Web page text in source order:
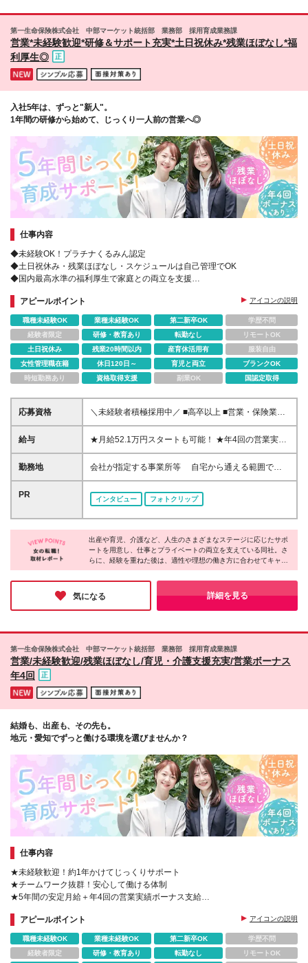
円支給※当社登録後に当該資格をはじめて取得した者
が対象 ＼*･ その他 ･*／ *雇用形態は正職員となりま
定める条件有 *各種制度については2026年3月現在の
ものであり、将来変更になる場合があります *試用期
間はありません
第一生命保険株式会社 中部マーケット統括部 業務部 採用育成業務課
営業*未経験歓迎*研修＆サポート充実*土日祝休み*残業ほぼなし*福
利厚生◎
入社5年は、ずっと"新人"。
1年間の研修から始めて、じっくり一人前の営業へ◎
仕事内容
◆未経験OK！プラチナくるみん認定
◆土日祝休み・残業ほぼなし・スケジュールは自己管理でOK
◆国内最高水準の福利厚生で家庭との両立を支援
アピールポイント
アイコンの説明
職種未経験OK 業種未経験OK 第二新卒OK
学歴不問
経験者限定
研修・教育あり 転勤なし
リモートOK
土日祝休み
残業20時間以内 産育休活用有
服装自由
女性管理職在籍
休日120日～ 育児と両立
ブランクOK
時短勤務あり
資格取得支援 副業OK 国認定取得
応募資格
＼未経験者積極採用中／ ■高卒以上 ■営業・保険業界
未経験者OK ■正社員デビューもOK
給与
★月給52.1万円スタートも可能！ ★年4回の営業実績
ボーナスあり 入社時のコースに応じた月額給与とな
り、 コースは選考結果（面接・当社所定の試験・前
281,000円 ・スペシャリティコース 月給521,000円
頑張れば頑張るほど実績に応じて収入も多く得られる
給与システムです。
勤務地
会社が指定する事業所等 自宅から通える範囲で勤
務いただき、転居を伴う異動はありません。 岐阜・
浜松・三重の営業オフィスへ配属となります。 ※お住
まい・通勤時間などを考慮のうえ、勤務地を決定しま
す。 ※ご希望がございましたらお気軽にご相談くださ
い。 ※その他のエリアでも募集を行っています。 ※入
社から6か月間は、各県の支社に属するキャリアカレ
ッジで研修を行います。 遠方の方や具体的な営業オ
フィスについて知りたい方は、面談・面接時にお気軽
連勤務地
PR
インタビュー フォトクリップ
出産や育児、介護など、人生のさまざまなステージに応じたサポ
ートを用意し、仕事とプライベートの両立を支えている同社。さ
らに、経験を重ねた後は、適性や理想の働き方に合わせてキャリ
アパスを選択できる体制も整っています。ここまで安心して長期
的なキャリアを築ける企業は多くありません。身につけた保険や
金融の知識は、仕事だけでなく日々の生活にも役立つもの。ぜひ
将来を見据え、新たな一歩を踏み出してみてください！
気になる 詳細を見る
第一生命保険株式会社 中部マーケット統括部 業務部 採用育成業務課
営業/未経験歓迎/残業ほぼなし/育児・介護支援充実/営業ボーナス
年4回
結婚も、出産も、その先も。
地元・愛知でずっと働ける環境を選びませんか？
仕事内容
★未経験歓迎！約1年かけてじっくりサポート
★チームワーク抜群！安心して働ける体制
★5年間の安定月給＋年4回の営業実績ボーナス支給
★20~40代活躍中
アピールポイント アイコンの説明
職種未経験OK 業種未経験OK 第二新卒OK
学歴不問
経験者限定
研修・教育あり 転勤なし リモートOK